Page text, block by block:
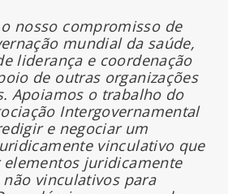
nosso compromisso de
mundial da saúde,
liderança e coordenação
de outras organizações
Apoiamos o trabalho do
Intergovernamental
e negociar um
vinculativo que
elementos juridicamente
vinculativos para